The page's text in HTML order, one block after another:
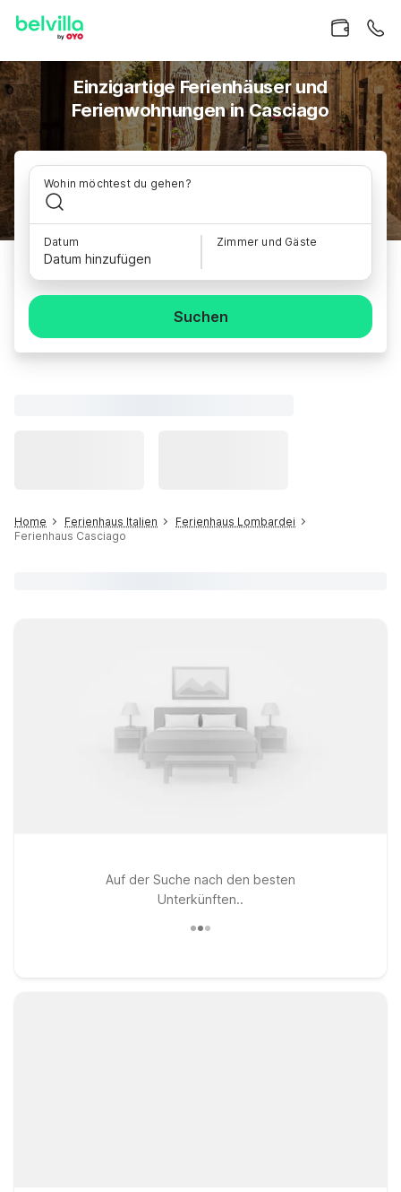
Einzigartige Ferienhäuser und
Ferienwohnungen in Casciago
Wohin möchtest du gehen?
Datum
Datum hinzufügen
Zimmer und Gäste
Suchen
Home Ferienhaus Italien
Ferienhaus Lombardei
Ferienhaus Casciago
Auf der Suche nach den besten
Unterkünften..